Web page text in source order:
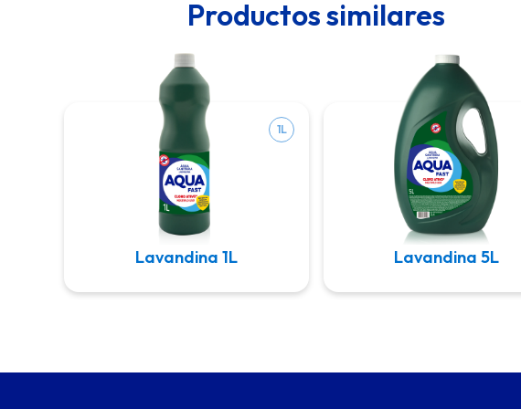
Productos similares
1L
Lavandina 1L Lavandina 5L